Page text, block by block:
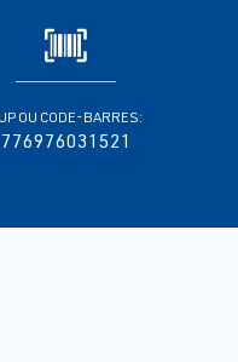
OU CODE-BARRES:
776976031521